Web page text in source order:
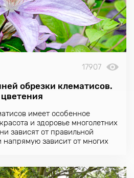
17907
обрезки клематисов.
имеет особенное
и здоровье многолетних
зависят от правильной
зависит от многих